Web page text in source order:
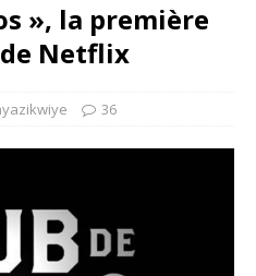
», la première
Netflix
36